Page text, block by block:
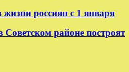
жизни россиян с 1 января
Советском районе построят